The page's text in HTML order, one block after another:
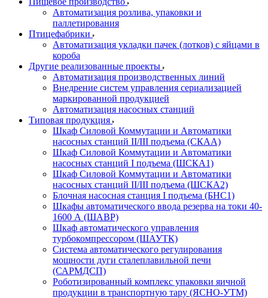
Автоматизация розлива, упаковки и
паллетирования
Птицефабрики
Автоматизация укладки пачек (лотков) с яйцами в
короба
Другие реализованные проекты
Автоматизация производственных линий
Внедрение систем управления сериализацией
маркированной продукцией
Автоматизация насосных станций
Типовая продукция
Шкаф Силовой Коммутации и Автоматики
насосных станций II/III подъема (СКАА)
Шкаф Силовой Коммутации и Автоматики
насосных станций I подъема (ШСКА1)
Шкаф Силовой Коммутации и Автоматики
насосных станций II/III подъема (ШСКА2)
Блочная насосная станция I подъема (БНС1)
Шкафы автоматического ввода резерва на токи 40-
1600 А (ШАВР)
Шкаф автоматического управления
турбокомпрессором (ШАУТК)
Система автоматического регулирования
мощности дуги сталеплавильной печи
(САРМДСП)
Роботизированный комплекс упаковки яичной
продукции в транспортную тару (ЯСНО-УТМ)